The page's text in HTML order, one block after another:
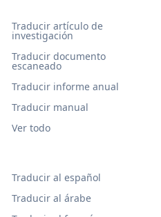
Traducir artículo de
investigación
Traducir documento
escaneado
Traducir informe anual
Traducir manual
Ver todo
Traducir al español
Traducir al árabe